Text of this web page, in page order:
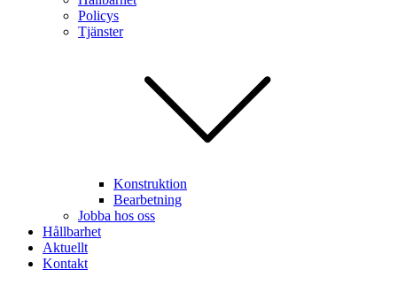
Policys
Tjänster
Konstruktion
Bearbetning
Jobba hos oss
Hållbarhet
Aktuellt
Kontakt